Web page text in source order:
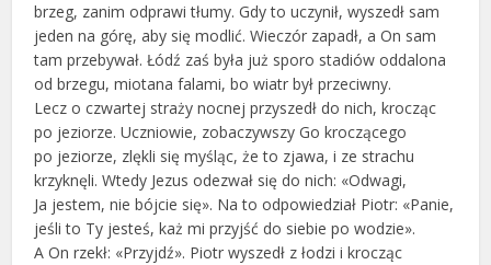
brzeg, zanim odprawi tłumy. Gdy to uczynił, wyszedł sam
jeden na górę, aby się modlić. Wieczór zapadł, a On sam
tam przebywał. Łódź zaś była już sporo stadiów oddalona
od brzegu, miotana falami, bo wiatr był przeciwny.
Lecz o czwartej straży nocnej przyszedł do nich, krocząc
po jeziorze. Uczniowie, zobaczywszy Go kroczącego
po jeziorze, zlękli się myśląc, że to zjawa, i ze strachu
krzyknęli. Wtedy Jezus odezwał się do nich: «Odwagi,
Ja jestem, nie bójcie się». Na to odpowiedział Piotr: «Panie,
jeśli to Ty jesteś, każ mi przyjść do siebie po wodzie».
A On rzekł: «Przyjdź». Piotr wyszedł z łodzi i krocząc